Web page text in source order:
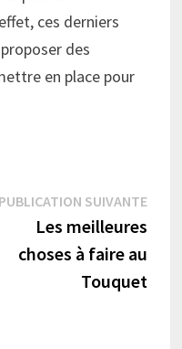
ces derniers
des
en place pour
:
PUBLICATION SUIVANTE
Les meilleures
choses à faire au
Touquet